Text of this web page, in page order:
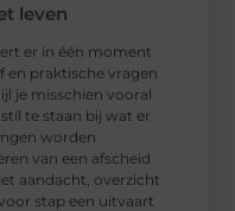
leven
er in één moment
en praktische vragen
je misschien vooral
te staan bij wat er
worden
van een afscheid
aandacht, overzicht
stap een uitvaart